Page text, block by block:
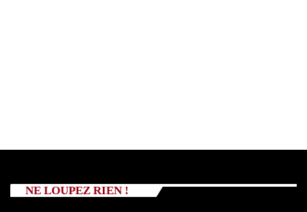
NE LOUPEZ RIEN !